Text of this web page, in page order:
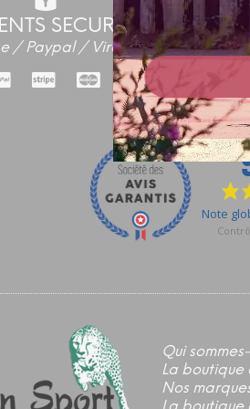
SECURISES
/ Paypal / Virement
Qui
La boutique
Nos